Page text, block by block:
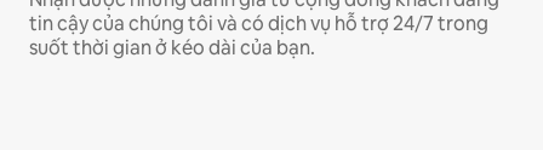
tin cậy của chúng tôi và có dịch vụ hỗ trợ 24/7 trong
suốt thời gian ở kéo dài của bạn.